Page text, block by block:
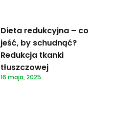
Dieta redukcyjna – co
jeść, by schudnąć?
Redukcja tkanki
tłuszczowej
16 maja, 2025